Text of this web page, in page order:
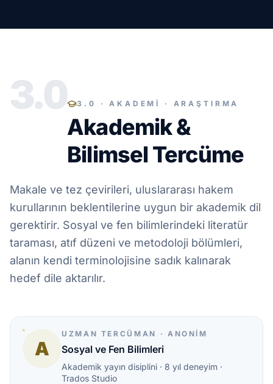
3.0 3.0 · AKADEMİ · ARAŞTIRMA
Akademik &
Bilimsel Tercüme
Makale ve tez çevirileri, uluslararası hakem
kurullarının beklentilerine uygun bir akademik dil
gerektirir. Sosyal ve fen bilimlerindeki literatür
taraması, atıf düzeni ve metodoloji bölümleri,
alanın kendi terminolojisine sadık kalınarak
hedef dile aktarılır.
A
UZMAN TERCÜMAN · ANONIM
Sosyal ve Fen Bilimleri
Akademik yayın disiplini · 8 yıl deneyim ·
Trados Studio